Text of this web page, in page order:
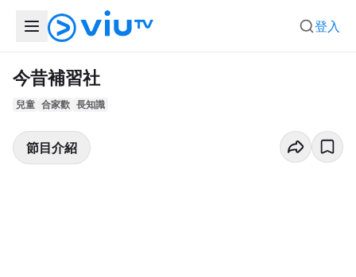
登入
今昔補習社
兒童 合家歡 長知識
節目介紹